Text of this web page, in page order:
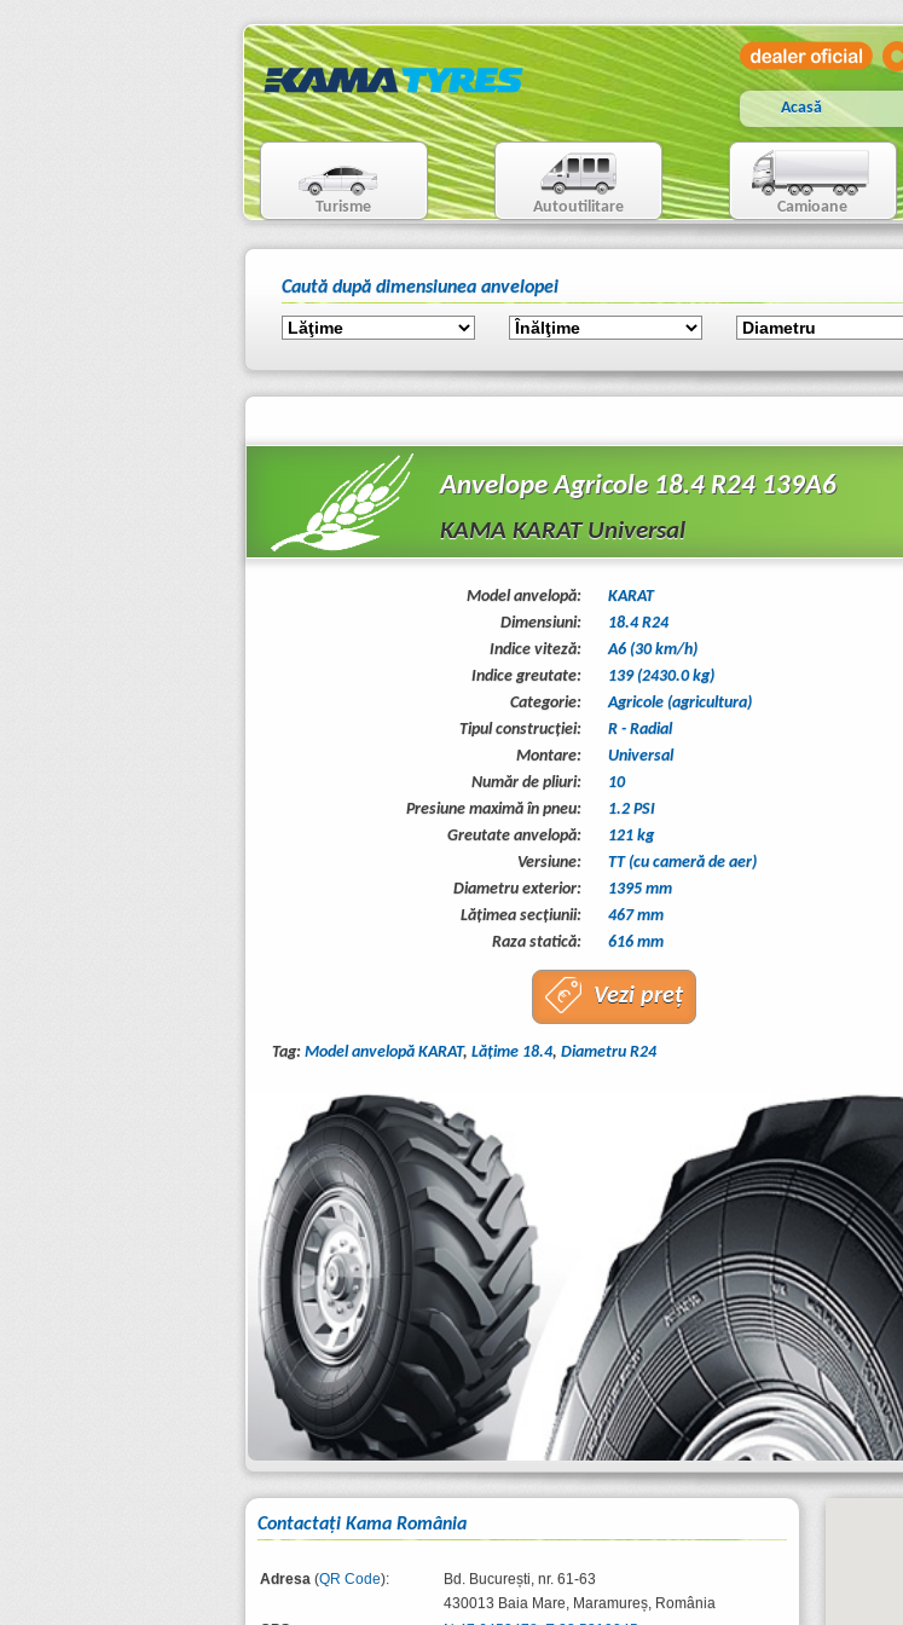
Acasă
Turisme Autoutilitare Camioane
Caută după dimensiunea anvelopei
Anvelope Agricole 18.4 R24 139A6
KAMA KARAT Universal
Model anvelopă:
KARAT
Dimensiuni:
18.4 R24
Indice viteză:
A6 (30 km/h)
Indice greutate:
139 (2430.0 kg)
Categorie:
Agricole (agricultura)
Tipul construcţiei:
R - Radial
Montare:
Universal
Număr de pliuri:
10
Presiune maximă în pneu:
1.2 PSI
Greutate anvelopă:
121 kg
Versiune:
TT (cu cameră de aer)
Diametru exterior:
1395 mm
Lăţimea secţiunii:
467 mm
Raza statică:
616 mm
Vezi preț
Tag: Model anvelopă KARAT, Lăţime 18.4, Diametru R24
Contactaţi Kama România
Adresa (QR Code):
Bd. București, nr. 61-63
430013 Baia Mare, Maramureș, România